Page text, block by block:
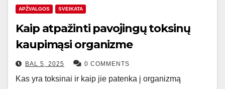
APŽVALGOS SVEIKATA
Kaip atpažinti pavojingų toksinų
kaupimąsi organizme
BAL 5, 2025 0 COMMENTS
Kas yra toksinai ir kaip jie patenka į organizmą